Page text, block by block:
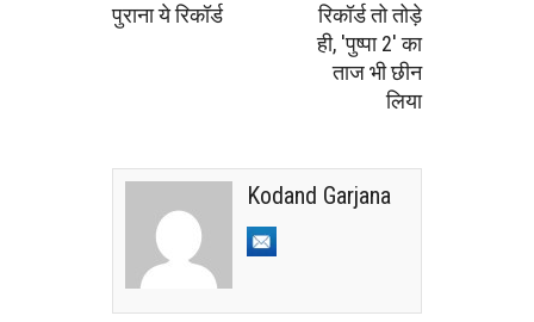
पुराना ये रिकॉर्ड
रिकॉर्ड तो तोड़े
ही, 'पुष्पा 2' का
ताज भी छीन
लिया
Kodand Garjana